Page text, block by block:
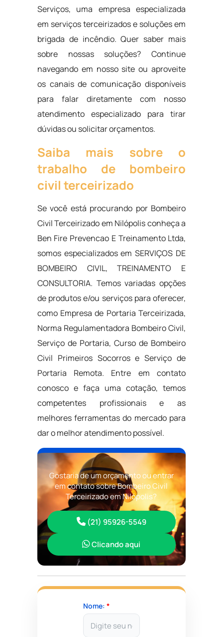
Serviços, uma empresa especializada
em serviços terceirizados e soluções em
brigada de incêndio. Quer saber mais
sobre nossas soluções? Continue
navegando em nosso site ou aproveite
os canais de comunicação disponíveis
para falar diretamente com nosso
atendimento especializado para tirar
dúvidas ou solicitar orçamentos.
Saiba mais sobre o
trabalho de bombeiro
civil terceirizado
Se você está procurando por Bombeiro
Civil Terceirizado em Nilópolis conheça a
Ben Fire Prevencao E Treinamento Ltda,
somos especializados em SERVIÇOS DE
BOMBEIRO CIVIL, TREINAMENTO E
CONSULTORIA. Temos variadas opções
de produtos e/ou serviços para oferecer,
como Empresa de Portaria Terceirizada,
Norma Regulamentadora Bombeiro Civil,
Serviço de Portaria, Curso de Bombeiro
Civil Primeiros Socorros e Serviço de
Portaria Remota. Entre em contato
conosco e faça uma cotação, temos
competentes profissionais e as
melhores ferramentas do mercado para
dar o melhor atendimento possível.
Gostaria de um orçamento ou entrar
em contato sobre Bombeiro Civil
Terceirizado em Nilópolis?
(21) 95926-5549
Clicando aqui
Nome: *